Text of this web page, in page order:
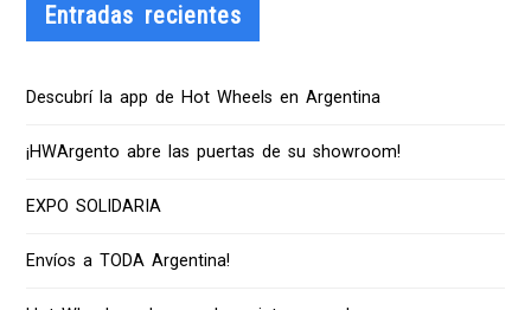
Entradas recientes
Descubrí la app de Hot Wheels en Argentina
¡HWArgento abre las puertas de su showroom!
EXPO SOLIDARIA
Envíos a TODA Argentina!